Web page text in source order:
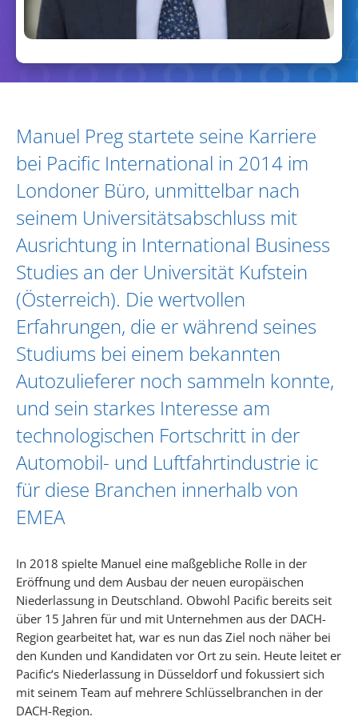
Biography and Expertise
Manuel Preg startete seine Karriere
bei Pacific International in 2014 im
Londoner Büro, unmittelbar nach
seinem Universitätsabschluss mit
Ausrichtung in International Business
Studies an der Universität Kufstein
(Österreich). Die wertvollen
Erfahrungen, die er während seines
Studiums bei einem bekannten
Autozulieferer noch sammeln konnte,
und sein starkes Interesse am
technologischen Fortschritt in der
Automobil- und Luftfahrtindustrie ic
für diese Branchen innerhalb von
EMEA
In 2018 spielte Manuel eine maßgebliche Rolle in der
Eröffnung und dem Ausbau der neuen europäischen
Niederlassung in Deutschland. Obwohl Pacific bereits seit
über 15 Jahren für und mit Unternehmen aus der DACH-
Region gearbeitet hat, war es nun das Ziel noch näher bei
den Kunden und Kandidaten vor Ort zu sein. Heute leitet er
Pacific‘s Niederlassung in Düsseldorf und fokussiert sich
mit seinem Team auf mehrere Schlüsselbranchen in der
DACH-Region.